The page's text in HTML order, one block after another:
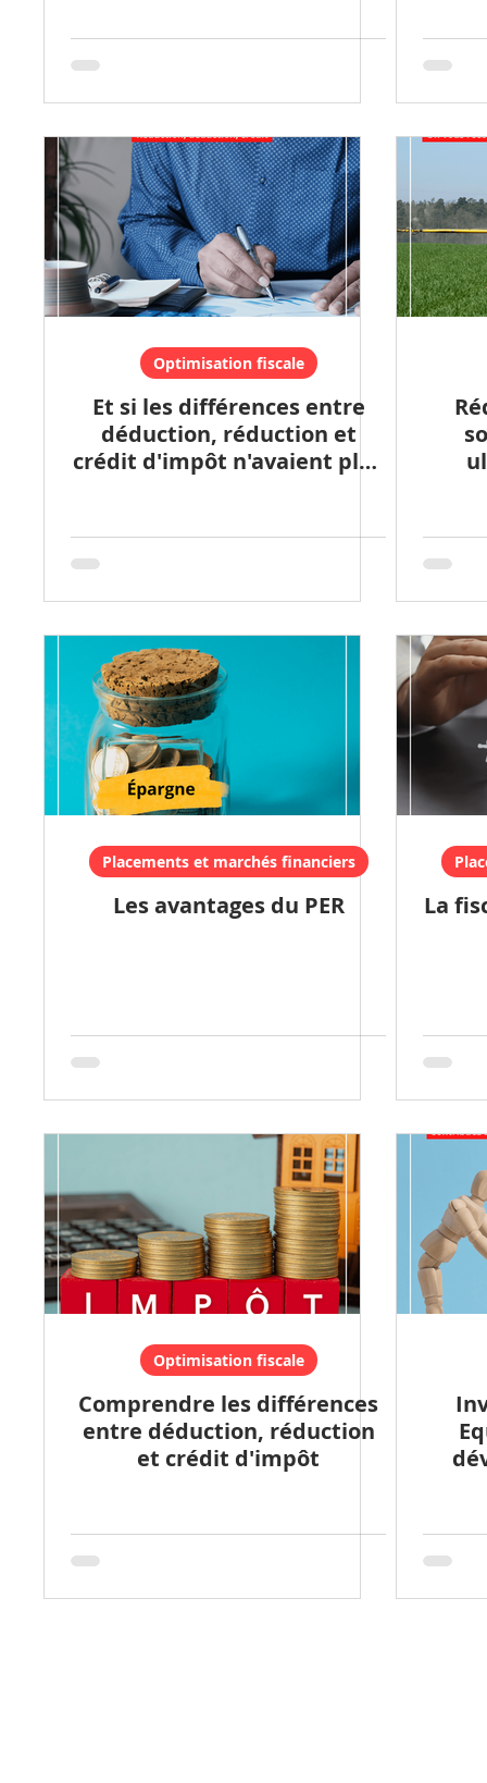
Optimisation fiscale
Et si les différences entre
déduction, réduction et
crédit d'impôt n'avaient plus
Placements et marchés financiers
Les avantages du PER La
Optimisation fiscale
Comprendre les différences
entre déduction, réduction
et crédit d'impôt